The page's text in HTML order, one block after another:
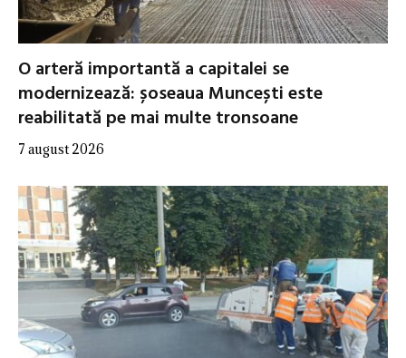
O arteră importantă a capitalei se
modernizează: șoseaua Muncești este
reabilitată pe mai multe tronsoane
7 august 2026